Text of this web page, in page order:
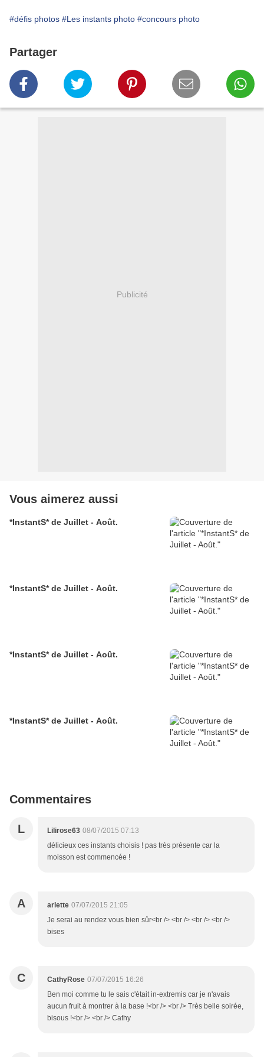
#défis photos #Les instants photo #concours photo
Partager
Publicité
Vous aimerez aussi
*InstantS* de Juillet - Août.
*InstantS* de Juillet - Août.
*InstantS* de Juillet - Août.
*InstantS* de Juillet - Août.
Commentaires
L Lilirose63 08/07/2015 07:13
délicieux ces instants choisis ! pas très présente car la
moisson est commencée !
A arlette 07/07/2015 21:05
Je serai au rendez vous bien sûr<br /> <br /> <br /> <br />
bises
C CathyRose 07/07/2015 16:26
Ben moi comme tu le sais c'était in-extremis car je n'avais
aucun fruit à montrer à la base !<br /> <br /> Très belle soirée,
bisous !<br /> <br /> Cathy